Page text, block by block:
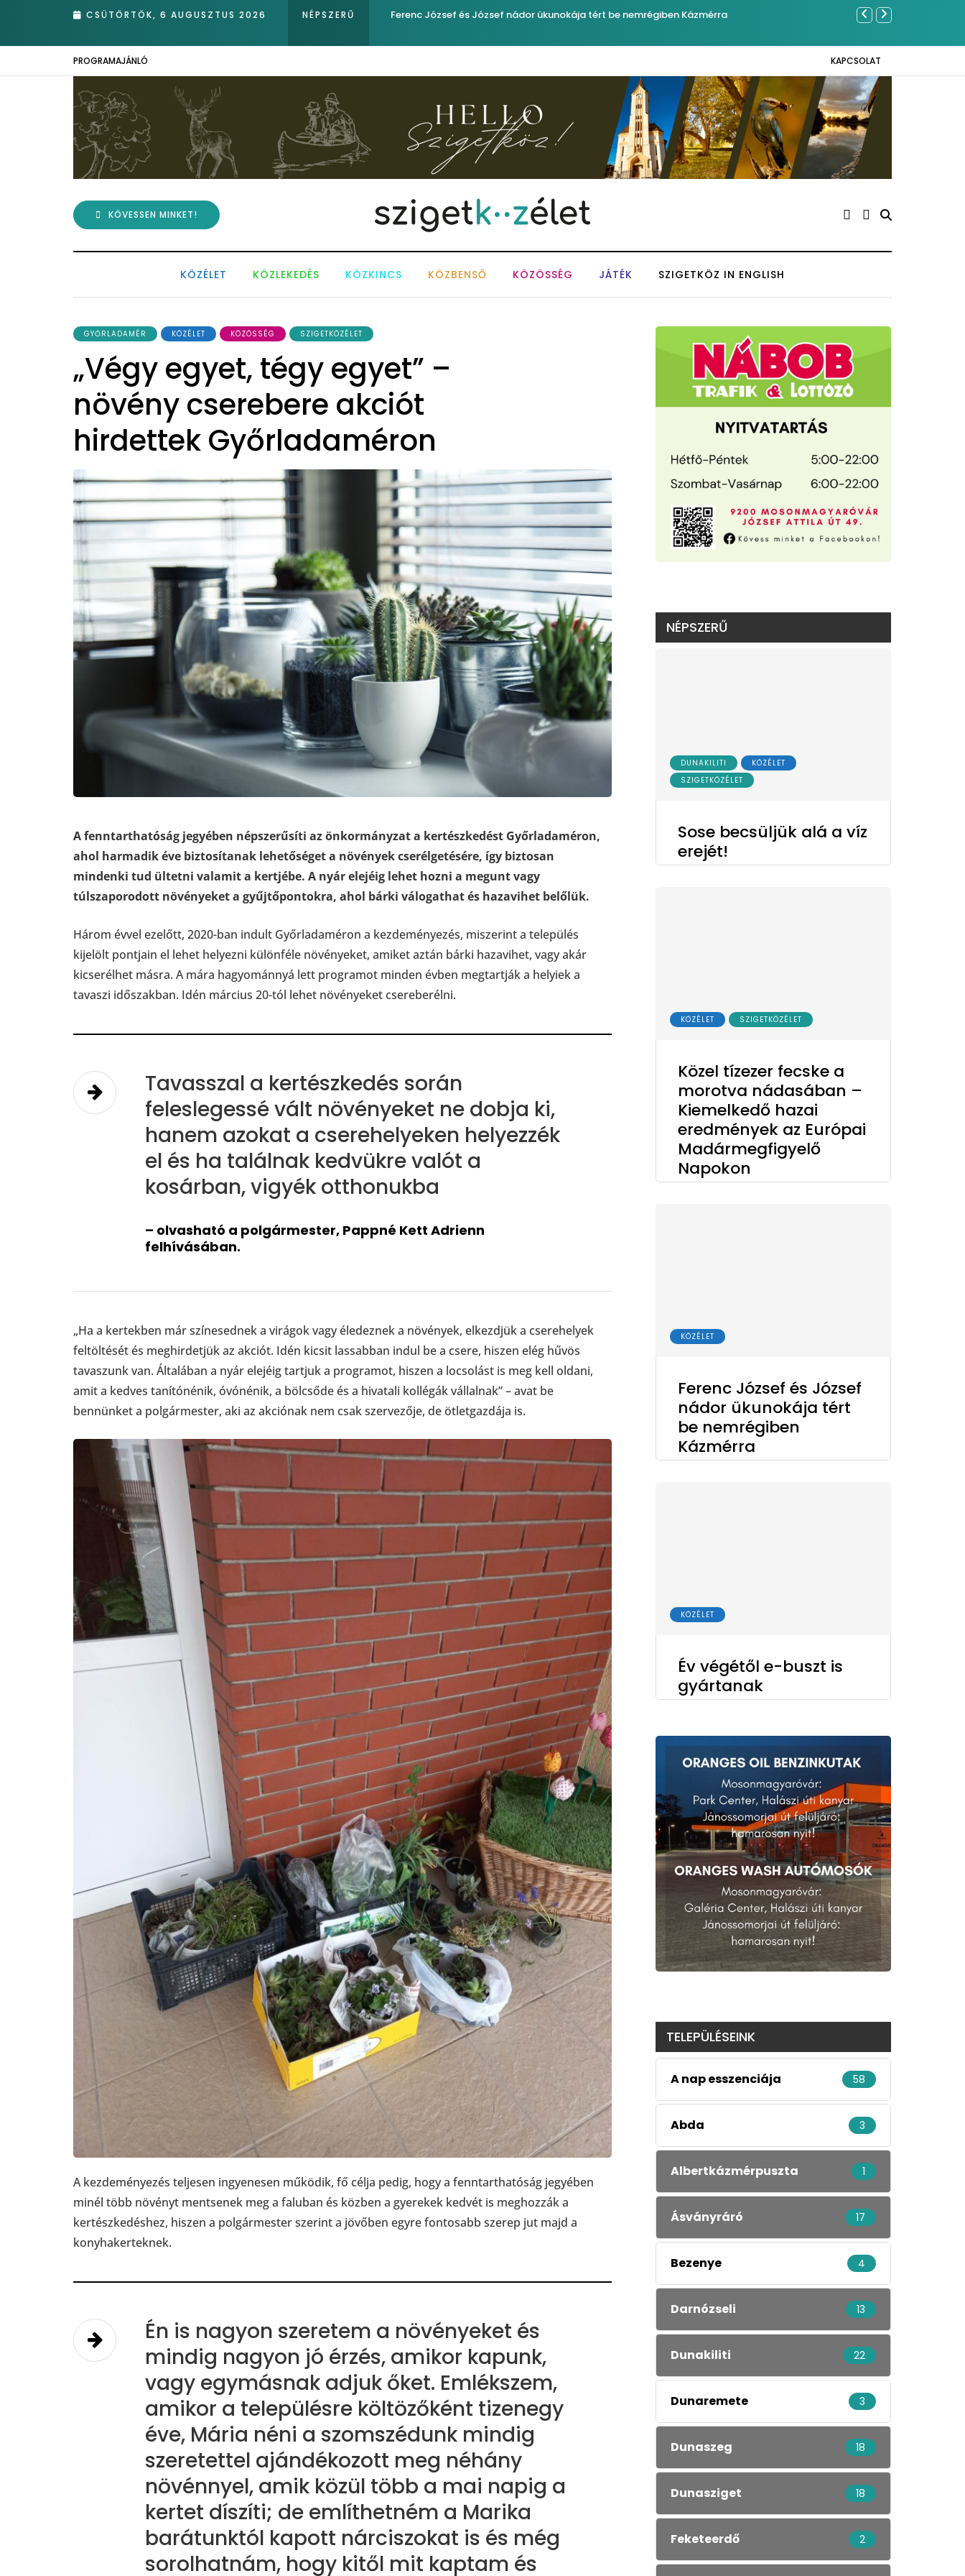
CSÜTÖRTÖK, 6 AUGUSZTUS 2026 NÉPSZERŰ Ferenc József és József nádor ükunokája tért be nemrégiben Kázmérra
PROGRAMAJÁNLÓ KAPCSOLAT
KÖVESSEN MINKET!
KÖZÉLET KÖZLEKEDÉS KÖZKINCS KÖZBENSŐ KÖZÖSSÉG JÁTÉK SZIGETKÖZ IN ENGLISH
GYŐRLADAMÉR KÖZÉLET KÖZÖSSÉG SZIGETKÖZÉLET
„Végy egyet, tégy egyet” –
növény cserebere akciót
hirdettek Győrladaméron
A fenntarthatóság jegyében népszerűsíti az önkormányzat a kertészkedést Győrladaméron,
ahol harmadik éve biztosítanak lehetőséget a növények cserélgetésére, így biztosan
mindenki tud ültetni valamit a kertjébe. A nyár elejéig lehet hozni a megunt vagy
túlszaporodott növényeket a gyűjtőpontokra, ahol bárki válogathat és hazavihet belőlük.
Három évvel ezelőtt, 2020-ban indult Győrladaméron a kezdeményezés, miszerint a település
kijelölt pontjain el lehet helyezni különféle növényeket, amiket aztán bárki hazavihet, vagy akár
kicserélhet másra. A mára hagyománnyá lett programot minden évben megtartják a helyiek a
tavaszi időszakban. Idén március 20-tól lehet növényeket csereberélni.
Tavasszal a kertészkedés során
feleslegessé vált növényeket ne dobja ki,
hanem azokat a cserehelyeken helyezzék
el és ha találnak kedvükre valót a
kosárban, vigyék otthonukba
– olvasható a polgármester, Pappné Kett Adrienn
felhívásában.
„Ha a kertekben már színesednek a virágok vagy éledeznek a növények, elkezdjük a cserehelyek
feltöltését és meghirdetjük az akciót. Idén kicsit lassabban indul be a csere, hiszen elég hűvös
tavaszunk van. Általában a nyár elejéig tartjuk a programot, hiszen a locsolást is meg kell oldani,
amit a kedves tanítónénik, óvónénik, a bölcsőde és a hivatali kollégák vállalnak” – avat be
bennünket a polgármester, aki az akciónak nem csak szervezője, de ötletgazdája is.
A kezdeményezés teljesen ingyenesen működik, fő célja pedig, hogy a fenntarthatóság jegyében
minél több növényt mentsenek meg a faluban és közben a gyerekek kedvét is meghozzák a
kertészkedéshez, hiszen a polgármester szerint a jövőben egyre fontosabb szerep jut majd a
konyhakerteknek.
Én is nagyon szeretem a növényeket és
mindig nagyon jó érzés, amikor kapunk,
vagy egymásnak adjuk őket. Emlékszem,
amikor a településre költözőként tizenegy
éve, Mária néni a szomszédunk mindig
szeretettel ajándékozott meg néhány
növénnyel, amik közül több a mai napig a
kertet díszíti; de említhetném a Marika
barátunktól kapott nárciszokat is és még
sorolhatnám, hogy kitől mit kaptam és
NÉPSZERŰ
DUNAKILITI
KÖZÉLET
SZIGETKÖZÉLET
Sose becsüljük alá a víz
erejét!
KÖZÉLET SZIGETKÖZÉLET
Közel tízezer fecske a
morotva nádasában –
Kiemelkedő hazai
eredmények az Európai
Madármegfigyelő
Napokon
KÖZÉLET
Ferenc József és József
nádor ükunokája tért
be nemrégiben
Kázmérra
KÖZÉLET
Év végétől e-buszt is
gyártanak
TELEPÜLÉSEINK
A nap esszenciája 58
Abda 3
Albertkázmérpuszta 1
Ásványráró 17
Bezenye 4
Darnózseli 13
Dunakiliti 22
Dunaremete 3
Dunaszeg 18
Dunasziget 18
Feketeerdő 2